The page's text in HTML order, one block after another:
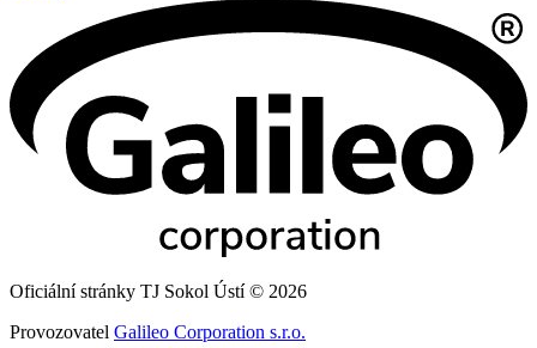
Oficiální stránky TJ Sokol Ústí © 2026
Provozovatel Galileo Corporation s.r.o.